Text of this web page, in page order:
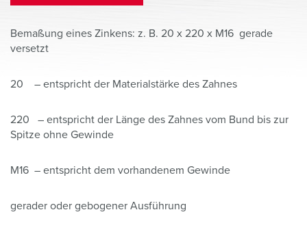
Bemaßung eines Zinkens: z. B. 20 x 220 x M16 gerade
versetzt
20 – entspricht der Materialstärke des Zahnes
220 – entspricht der Länge des Zahnes vom Bund bis zur
Spitze ohne Gewinde
M16 – entspricht dem vorhandenem Gewinde
gerader oder gebogener Ausführung